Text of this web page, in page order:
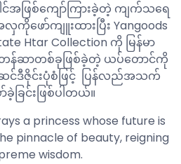
အဖြစ်ကျော်ကြားခဲ့တဲ့ ကျက်သရေ
လှကိုဖော်ကျူးထားပြီး Yangoods
Htar Collection ကို မြန်မာ
တန်ဆာတစ်ခုဖြစ်ခဲ့တဲ့ ယပ်တောင်ကို
ဆင်ဒီဇိုင်းပုံစံဖြင့် ပြန်လည်အသက်
ခဲ့ခြင်းဖြစ်ပါတယ်။
a princess whose future is
pinnacle of beauty, reigning
wisdom.